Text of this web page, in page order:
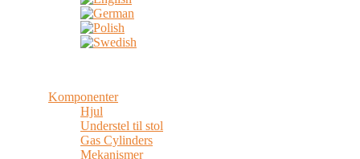
Komponenter
Hjul
Understel til stol
Gas Cylinders
Mekanismer